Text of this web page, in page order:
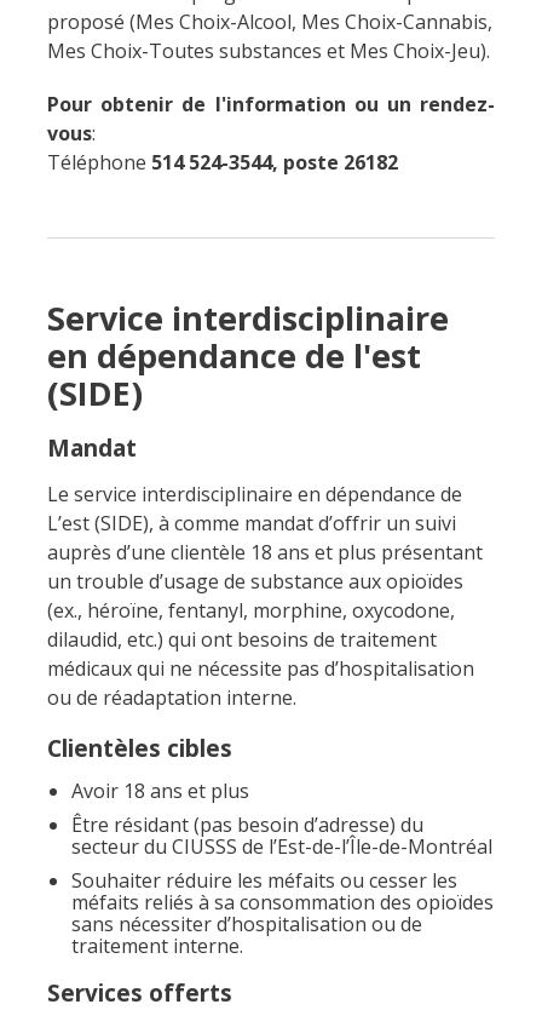
proposé (Mes Choix-Alcool, Mes Choix-Cannabis,
Mes Choix-Toutes substances et Mes Choix-Jeu).
Pour obtenir de l'information ou un rendez-
vous:
Téléphone 514 524-3544, poste 26182
Service interdisciplinaire
en dépendance de l'est
(SIDE)
Mandat
Le service interdisciplinaire en dépendance de
L’est (SIDE), à comme mandat d’offrir un suivi
auprès d’une clientèle 18 ans et plus présentant
un trouble d’usage de substance aux opioïdes
(ex., héroïne, fentanyl, morphine, oxycodone,
dilaudid, etc.) qui ont besoins de traitement
médicaux qui ne nécessite pas d’hospitalisation
ou de réadaptation interne.
Clientèles cibles
Avoir 18 ans et plus
Être résidant (pas besoin d’adresse) du
secteur du CIUSSS de l’Est-de-l’Île-de-Montréal
Souhaiter réduire les méfaits ou cesser les
méfaits reliés à sa consommation des opioïdes
sans nécessiter d’hospitalisation ou de
traitement interne.
Services offerts